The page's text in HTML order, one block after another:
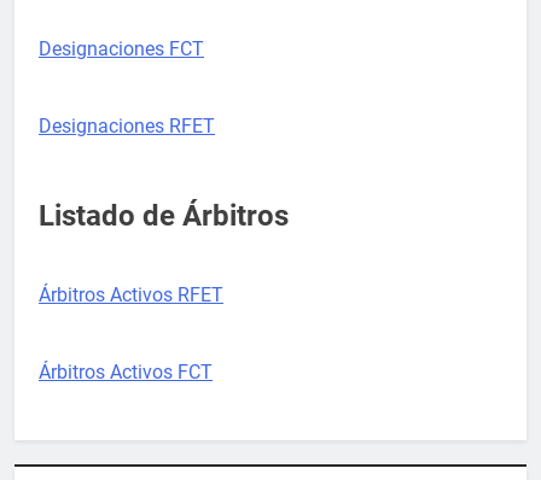
Designaciones FCT
Designaciones RFET
Listado de Árbitros
Árbitros Activos RFET
Árbitros Activos FCT